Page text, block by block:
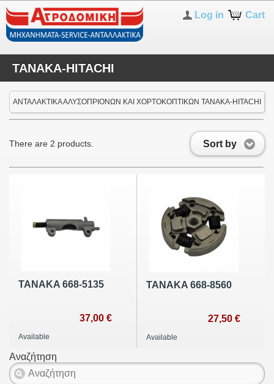
Cart
Log in
TANAKA-HITACHI
ΑΝΤΑΛΑΚΤΙΚΑ ΑΛΥΣΟΠΡΙΟΝΩΝ ΚΑΙ ΧΟΡΤΟΚΟΠΤΙΚΩΝ TANAKA-HITACHI
Sort by
There are 2 products.
TANAKA 668-5135
37,00 €
Available
TANAKA 668-8560
27,50 €
Available
Αναζήτηση